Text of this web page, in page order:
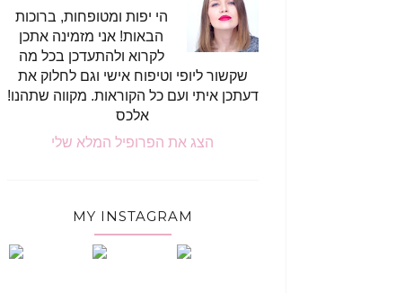
הי יפות ומטופחות, ברוכות
הבאות! אני מזמינה אתכן
לקרוא ולהתעדכן בכל מה
שקשור ליופי וטיפוח אישי וגם לחלוק את
דעתכן איתי ועם כל הקוראות. מקווה שתהנו!
אלכס
הצג את הפרופיל המלא שלי
MY INSTAGRAM